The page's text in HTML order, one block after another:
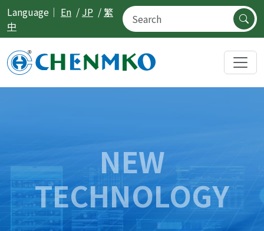
Language｜ En / JP / 繁
中
NEW
TECHNOLOGY